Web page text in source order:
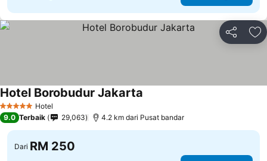
Kongsi
5 Bintang Hotel
Hotel Borobudur Jakarta
9.0 Terbaik 29,063 4.2 km dari Pusat bandar
Dari RM 250